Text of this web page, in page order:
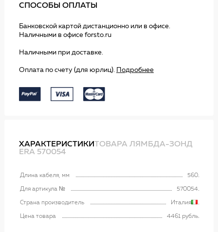
СПОСОБЫ ОПЛАТЫ
Банковской картой дистанционно или в офисе.
Наличными в офисе forsto.ru
Наличными при доставке.
Оплата по счету (для юрлиц). Подробнее
ХАРАКТЕРИСТИКИТОВАРА ЛЯМБДА-ЗОНД
ERA 570054
Длина кабеля, мм 560
Для артикула № 570054
Страна производитель Италия
Цена товара 4461 рубль